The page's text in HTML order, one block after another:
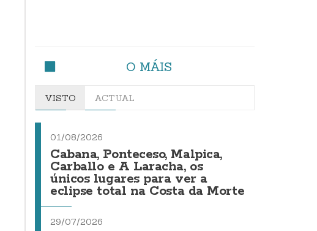
O MÁIS
VISTO ACTUAL
01/08/2026
Cabana, Ponteceso, Malpica,
Carballo e A Laracha, os
únicos lugares para ver a
eclipse total na Costa da Morte
29/07/2026